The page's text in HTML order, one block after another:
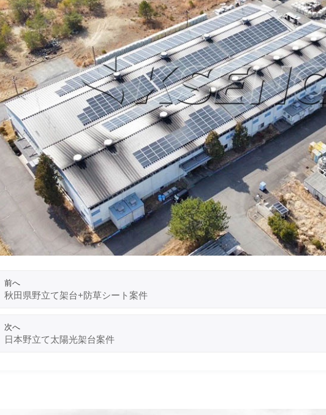
前へ
秋田県野立て架台+防草シート案件
次へ
日本野立て太陽光架台案件